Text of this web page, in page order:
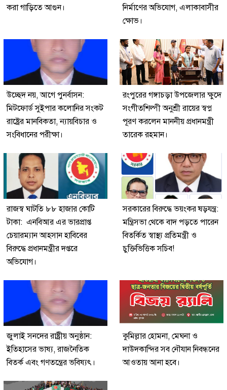
করা গাড়িতে আগুন।
নির্মাণের অভিযোগ, এলাকাবাসীর
ক্ষোভ।
উচ্ছেদ নয়, আগে পুনর্বাসন:
মিটফোর্ড সুইপার কলোনির সংকট
রাষ্ট্রের মানবিকতা, ন্যায়বিচার ও
সংবিধানের পরীক্ষা।
রংপুরের গঙ্গাচড়া উপজেলার ক্ষুদে
সংগীতশিল্পী অনুশ্রী রায়ের স্বপ্ন
পূরণ করলেন মাননীয় প্রধানমন্ত্রী
তারেক রহমান।
রাজস্ব ঘাটতি ৮৮ হাজার কোটি
টাকা: এনবিআর এর ভারপ্রাপ্ত
চেয়ারম্যান আহসান হাবিবের
বিরুদ্ধে প্রধানমন্ত্রীর দপ্তরে
অভিযোগ।
সরকারের বিরুদ্ধে ভয়ংকর ষড়যন্ত্র:
মন্ত্রিসভা থেকে বাদ পড়তে পারেন
বিতর্কিত স্বাস্থ্য প্রতিমন্ত্রী ও
চুক্তিভিত্তিক সচিব!
জুলাই সনদের রাষ্ট্রীয় অনুষ্ঠান:
ইতিহাসের ভাষ্য, রাজনৈতিক
বিতর্ক এবং গণতন্ত্রের ভবিষ্যৎ।
কুমিল্লার হোমনা, মেঘনা ও
দাউদকান্দির সব নৌযান নিবন্ধনের
আওতায় আনা হবে।